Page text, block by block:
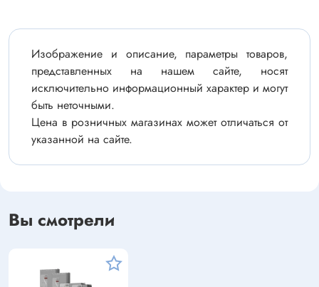
Изображение и описание, параметры товаров,
представленных на нашем сайте, носят
исключительно информационный характер и могут
быть неточными.
Цена в розничных магазинах может отличаться от
указанной на сайте.
Вы смотрели